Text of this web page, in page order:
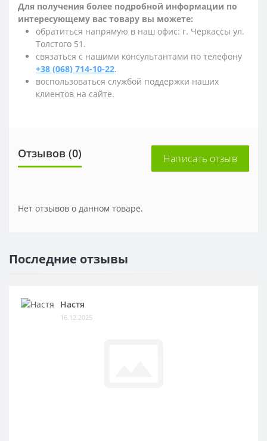
Для получения более подробной информации по
интересующему вас товару вы можете:
обратиться напрямую в наш офис: г. Черкассы ул.
Толстого 51.
связаться с нашими консультантами по телефону
+38 (068) 714-10-22.
воспользоваться службой поддержки наших
клиентов на сайте.
Отзывов (0) Написать отзыв
Нет отзывов о данном товаре.
Последние отзывы
Настя
16.12.2025